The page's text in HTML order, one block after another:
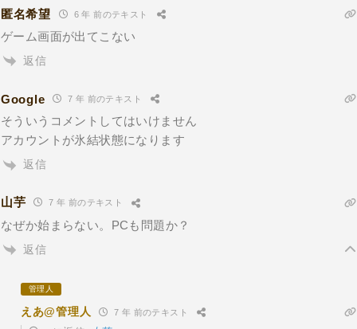
匿名希望 6 年 前のテキスト
ゲーム画面が出てこない
返信
Google 7 年 前のテキスト
そういうコメントしてはいけません
アカウントが氷結状態になります
返信
山芋 7 年 前のテキスト
なぜか始まらない。PCも問題か？
返信
管理人
えあ@管理人 7 年 前のテキスト